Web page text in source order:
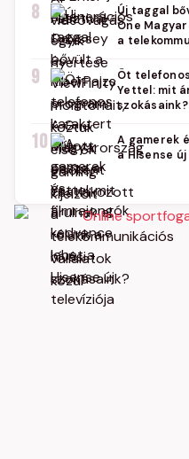
8
Új taggal
One
a
9
Öt
Yettel: mit
szokásaink?
10
A gamerek
a Hisense